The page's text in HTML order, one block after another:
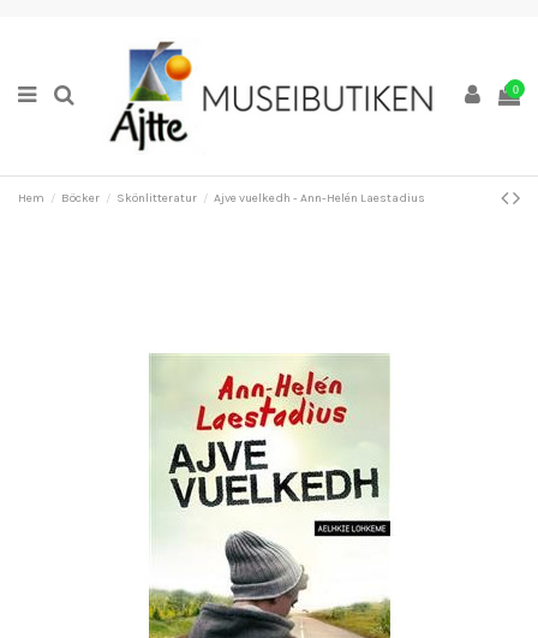
0
Hem Böcker Skönlitteratur Ajve vuelkedh - Ann-Helén Laestadius